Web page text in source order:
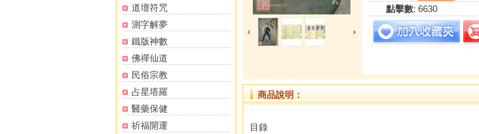
道壇符咒
測字解夢
鐵版神數
佛禪仙道
民俗宗教
占星塔羅
醫藥保健
祈福開運
點擊數: 6630
商品說明：
目錄